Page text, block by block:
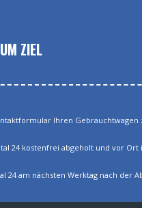
ZIEL
Ihren
24 kostenfrei abgeholt und vor Ort
24 am nächsten Werktag nach der